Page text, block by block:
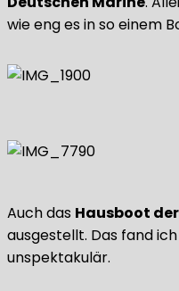
wie eng es in so einem
Auch das Hausboot
ausgestellt. Das fand
unspektakulär.